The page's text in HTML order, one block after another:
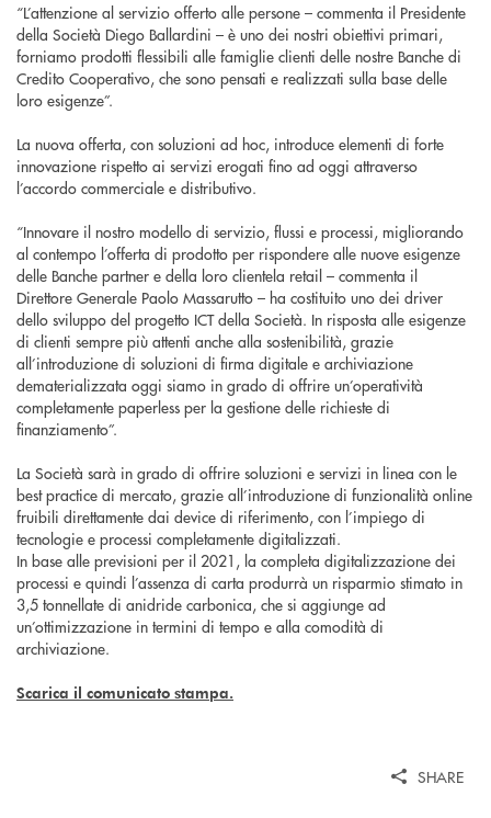
“L’attenzione al servizio offerto alle persone – commenta il Presidente
della Società Diego Ballardini – è uno dei nostri obiettivi primari,
forniamo prodotti flessibili alle famiglie clienti delle nostre Banche di
Credito Cooperativo, che sono pensati e realizzati sulla base delle
loro esigenze”.
La nuova offerta, con soluzioni ad hoc, introduce elementi di forte
innovazione rispetto ai servizi erogati fino ad oggi attraverso
l’accordo commerciale e distributivo.
“Innovare il nostro modello di servizio, flussi e processi, migliorando
al contempo l’offerta di prodotto per rispondere alle nuove esigenze
delle Banche partner e della loro clientela retail – commenta il
Direttore Generale Paolo Massarutto – ha costituito uno dei driver
dello sviluppo del progetto ICT della Società. In risposta alle esigenze
di clienti sempre più attenti anche alla sostenibilità, grazie
all’introduzione di soluzioni di firma digitale e archiviazione
dematerializzata oggi siamo in grado di offrire un’operatività
completamente paperless per la gestione delle richieste di
finanziamento”.
La Società sarà in grado di offrire soluzioni e servizi in linea con le
best practice di mercato, grazie all’introduzione di funzionalità online
fruibili direttamente dai device di riferimento, con l’impiego di
tecnologie e processi completamente digitalizzati.
In base alle previsioni per il 2021, la completa digitalizzazione dei
processi e quindi l’assenza di carta produrrà un risparmio stimato in
3,5 tonnellate di anidride carbonica, che si aggiunge ad
un’ottimizzazione in termini di tempo e alla comodità di
archiviazione.
Scarica il comunicato stampa.
SHARE